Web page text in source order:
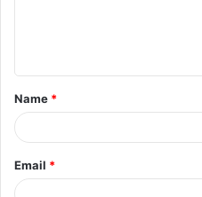
t
*
Name *
Email *